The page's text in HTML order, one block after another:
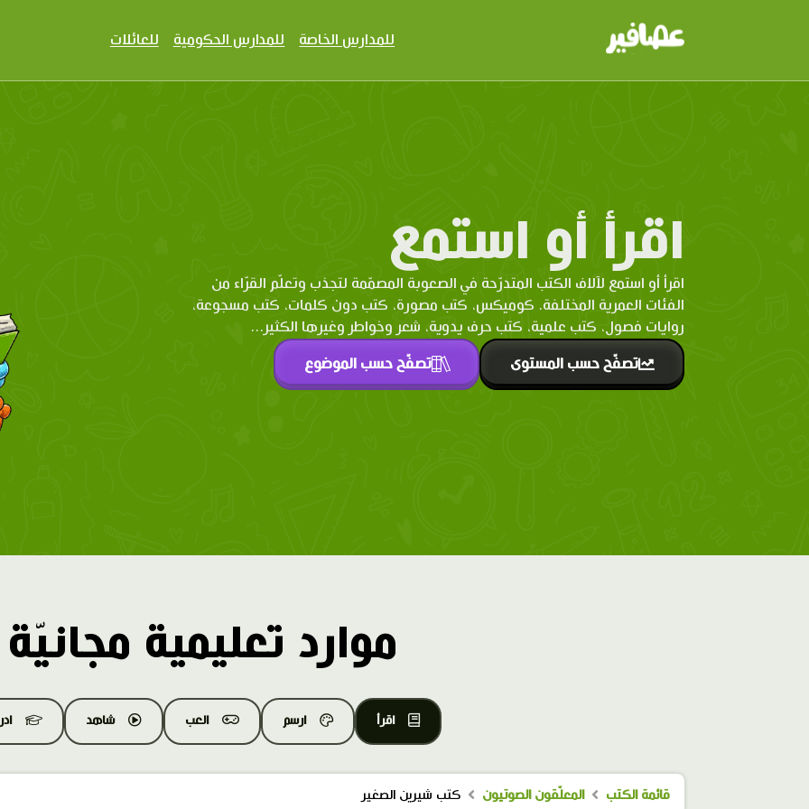
للمدارس الخاصة للمدارس الحكومية للعائلات
اقرأ أو استمع
اقرأ أو استمع لآلاف الكتب المتدرّحة في الصعوبة المصمّمة لتجذب وتعلّم القرّاء من
الفئات العمرية المختلفة. كوميكس، كتب مصورة، كتب دون كلمات، كتب مسجوعة،
روايات فصول، كتب علمية، كتب حرف يدوية، شعر وخواطر وغيرها الكثير...
تصفّح حسب المستوى تصفّح حسب الموضوع
موارد تعليمية مجانيّة
اقرأ ارسم العب شاهد
قائمة الكتب المعلّقون الصوتيون كتب شيرين الصغير